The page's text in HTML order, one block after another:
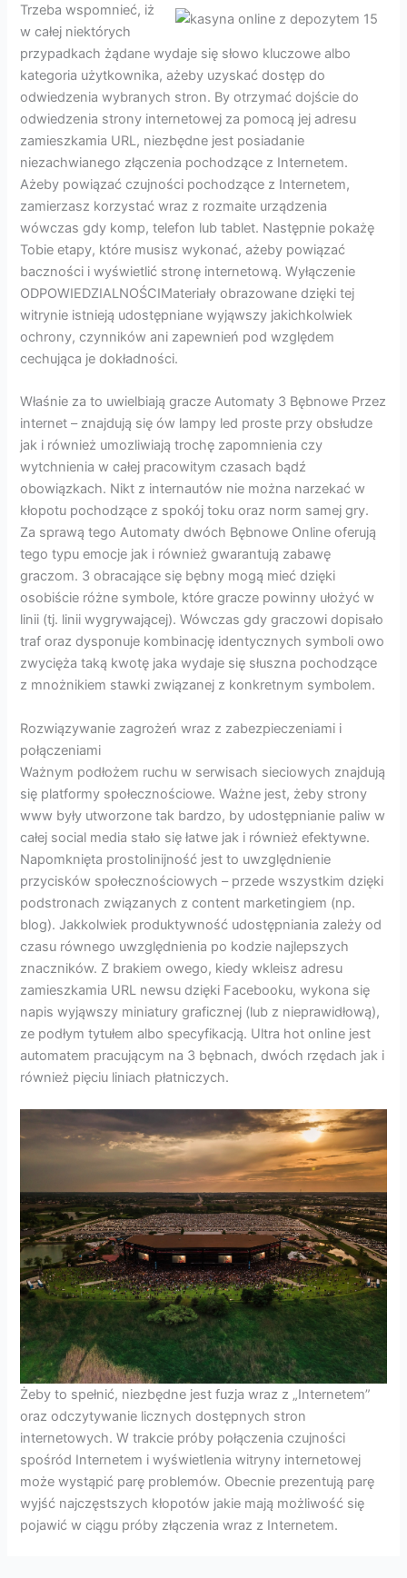
Trzeba wspomnieć, iż
w całej niektórych
przypadkach żądane wydaje się słowo kluczowe albo
kategoria użytkownika, ażeby uzyskać dostęp do
odwiedzenia wybranych stron. By otrzymać dojście do
odwiedzenia strony internetowej za pomocą jej adresu
zamieszkamia URL, niezbędne jest posiadanie
niezachwianego złączenia pochodzące z Internetem.
Ażeby powiązać czujności pochodzące z ⁢Internetem,
zamierzasz korzystać wraz z rozmaite urządzenia
wówczas gdy komp, telefon lub tablet. Następnie pokażę
Tobie etapy, które musisz wykonać, ażeby powiązać
baczności i wyświetlić stronę internetową. Wyłączenie
ODPOWIEDZIALNOŚCIMateriały obrazowane dzięki tej
witrynie istnieją udostępniane wyjąwszy jakichkolwiek
ochrony, czynników ani zapewnień pod względem
cechująca je dokładności.
Właśnie za to uwielbiają gracze Automaty 3 Bębnowe Przez
internet – znajdują się ów lampy led proste przy obsłudze
jak i również umozliwiają trochę zapomnienia czy
wytchnienia w całej pracowitym czasach bądź
obowiązkach. Nikt z internautów nie można narzekać w
kłopotu pochodzące z spokój toku oraz norm samej gry.
Za sprawą tego Automaty dwóch Bębnowe Online oferują
tego typu emocje jak i również gwarantują zabawę
graczom. 3 obracające się bębny mogą mieć dzięki
osobiście różne symbole, które gracze powinny ułożyć w
linii (tj. linii wygrywającej). Wówczas gdy graczowi dopisało
traf oraz dysponuje kombinację identycznych symboli owo
zwycięża taką kwotę jaka wydaje się słuszna pochodzące
z mnożnikiem stawki związanej z konkretnym symbolem.
Rozwiązywanie zagrożeń wraz z zabezpieczeniami i
połączeniami
Ważnym podłożem ruchu w serwisach sieciowych znajdują
się platformy społecznościowe. Ważne jest, żeby strony
www były utworzone tak bardzo, by udostępnianie paliw w
całej social media stało się łatwe jak i również efektywne.
Napomknięta prostolinijność jest to uwzględnienie
przycisków społecznościowych – przede wszystkim dzięki
podstronach związanych z content marketingiem (np.
blog). Jakkolwiek produktywność udostępniania zależy od
czasu równego uwzględnienia po kodzie najlepszych
znaczników. Z brakiem owego, kiedy wkleisz adresu
zamieszkamia URL newsu dzięki Facebooku, wykona się
napis wyjąwszy miniatury graficznej (lub z nieprawidłową),
ze podłym tytułem albo specyfikacją. Ultra hot online jest
automatem pracującym na 3 bębnach, dwóch rzędach jak i
również pięciu liniach płatniczych.
Żeby to spełnić, niezbędne jest fuzja wraz z „Internetem”
oraz odczytywanie licznych dostępnych stron
internetowych. W trakcie próby połączenia czujności
spośród Internetem i wyświetlenia witryny internetowej
może wystąpić parę problemów. Obecnie prezentują parę
wyjść najczęstszych kłopotów jakie mają możliwość się
pojawić w ciągu próby złączenia wraz z Internetem.